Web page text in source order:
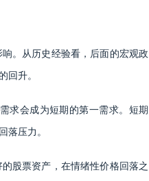
。从历史经验看，后面的宏观政
升。
求会成为短期的第一需求。短期
压力。
股票资产，在情绪性价格回落之